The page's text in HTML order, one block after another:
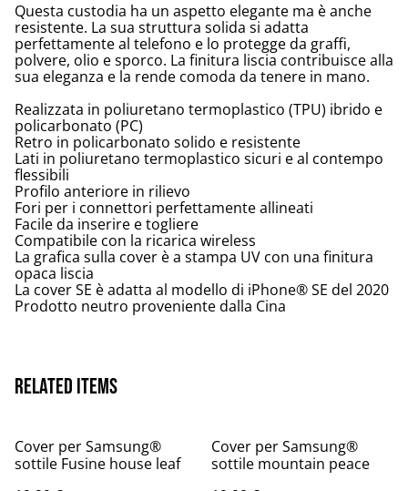
Questa custodia ha un aspetto elegante ma è anche
resistente. La sua struttura solida si adatta
perfettamente al telefono e lo protegge da graffi,
polvere, olio e sporco. La finitura liscia contribuisce alla
sua eleganza e la rende comoda da tenere in mano.
Realizzata in poliuretano termoplastico (TPU) ibrido e
policarbonato (PC)
Retro in policarbonato solido e resistente
Lati in poliuretano termoplastico sicuri e al contempo
flessibili
Profilo anteriore in rilievo
Fori per i connettori perfettamente allineati
Facile da inserire e togliere
Compatibile con la ricarica wireless
La grafica sulla cover è a stampa UV con una finitura
opaca liscia
La cover SE è adatta al modello di iPhone® SE del 2020
Prodotto neutro proveniente dalla Cina
Related items
Cover per Samsung®
sottile Fusine house leaf
Cover per Samsung®
sottile mountain peace